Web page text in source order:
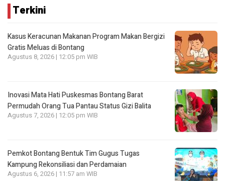
Terkini
Kasus Keracunan Makanan Program Makan Bergizi
Gratis Meluas di Bontang
Agustus 8, 2026 | 12:05 pm WIB
Inovasi Mata Hati Puskesmas Bontang Barat
Permudah Orang Tua Pantau Status Gizi Balita
Agustus 7, 2026 | 12:05 pm WIB
Pemkot Bontang Bentuk Tim Gugus Tugas
Kampung Rekonsiliasi dan Perdamaian
Agustus 6, 2026 | 11:57 am WIB